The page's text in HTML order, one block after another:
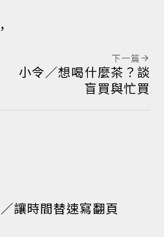
下一篇
小令／想喝什麼茶？談
盲買與忙買
讓時間替速寫翻頁